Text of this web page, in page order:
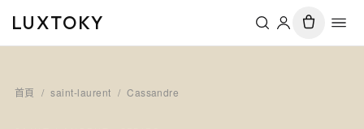
LUXTOKY
首頁 / saint-laurent / Cassandre